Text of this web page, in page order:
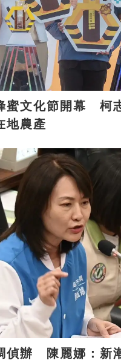
蜜文化節開幕 柯
地農產
偵辦 陳麗娜：新